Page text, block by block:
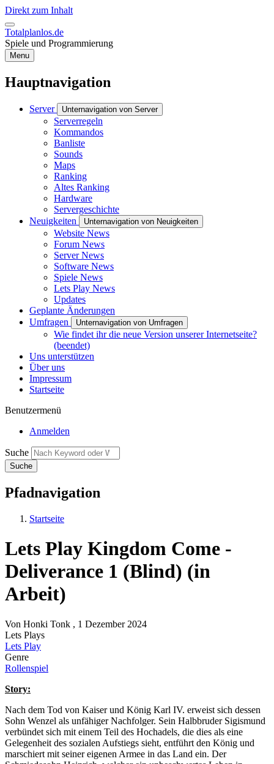
Direkt zum Inhalt
Totalplanlos.de
Spiele und Programmierung
Menu
Hauptnavigation
Server Unternavigation von Server
Serverregeln
Kommandos
Banliste
Sounds
Maps
Ranking
Altes Ranking
Hardware
Servergeschichte
Neuigkeiten
Unternavigation von Neuigkeiten
Website News
Forum News
Server News
Software News
Spiele News
Lets Play News
Updates
Geplante Änderungen
Umfragen
Unternavigation von Umfragen
Wie findet ihr die neue Version unserer Internetseite?
(beendet)
Uns unterstützen
Über uns
Impressum
Startseite
Benutzermenü
Anmelden
Suche
Pfadnavigation
Startseite
Lets Play Kingdom Come -
Deliverance 1 (Blind) (in
Arbeit)
Von Honki Tonk , 1 Dezember 2024
Lets Plays
Lets Play
Genre
Rollenspiel
Story:
Nach dem Tod von Kaiser und König Karl IV. erweist sich dessen
Sohn Wenzel als unfähiger Nachfolger. Sein Halbbruder Sigismund
verbündet sich mit einem Teil des Hochadels, die dies als eine
Gelegenheit des sozialen Aufstiegs sieht, entführt den König und
marschiert mit seiner eigenen Armee in das Land ein. Der